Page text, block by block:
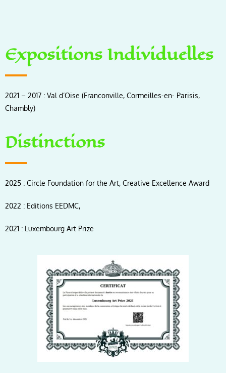
Expositions Individuelles
2021 – 2017 : Val d’Oise (Franconville, Cormeilles-en- Parisis,
Chambly)
Distinctions
2025 : Circle Foundation for the Art, Creative Excellence Award
2022 : Editions EEDMC,
2021 : Luxembourg Art Prize